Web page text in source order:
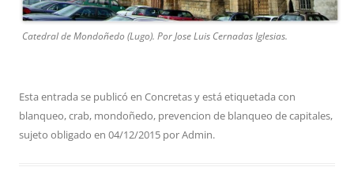
Catedral de Mondoñedo (Lugo). Por Jose Luis Cernadas Iglesias.
Esta entrada se publicó en Concretasy está etiquetada con
blanqueo,crab, mondoñedo, prevencion de blanqueo de capitales,
sujeto obligado en 04/12/2015 porAdmin.